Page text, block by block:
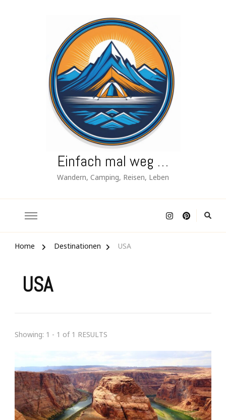
Einfach mal weg …
Wandern, Camping, Reisen, Leben
Home Destinationen USA
USA
Showing: 1 - 1 of 1 RESULTS